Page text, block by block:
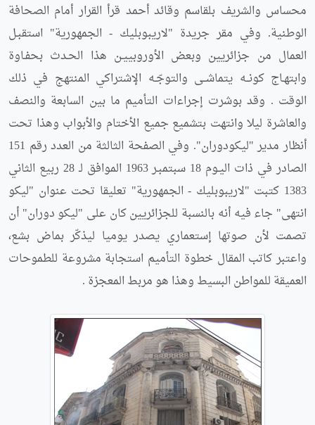
محساس والشريف بلقاسم وقائد أحمد قرأ القرار أمام الصحافة
الوطنية. وفي مقر جريدة "لاريبوبليك - الجمهورية" استقبـل
العمال من جزائريين وبعض الأوروبييـن هذا الحـدث بحفـاوة
وابتهـاج كونــه يتماشــى والتوجّـه الإشتراكي المنتهج في ذلك
الوقت . وقد بوشرت إجراءات التأميم ما بين السابعة والنصف
والعاشرة ليلا وانتهت بتشميع جميع الأختام والأبواب وهذا تحت
أنظار مدير "ليكودوران". وفي الصفحة الثالثة من العدد رقم 151
الصادر في ذات اليـوم 18 سبتمبـر 1963 الموافق لـ 28 ربيع الثاني
1383 كتبت "لاريبوبليك - الجمهورية" تعليقا تحت عنوان "ليكو
انتهى" جاء فيه أنه بالنسبة للجزائريين كان على "ليكو دوران" أن
تصمت لأن صوتها إستعماري يصدر يوميا ليذكّر بماض بشع،
واعتبر كاتب المقال خطوة التأميم استجابة مشروعة للطموحات
العميقة للمواطن البسيط وهذا هو مربط المعجزة .